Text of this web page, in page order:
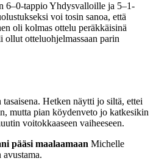
6–0-tappio Yhdysvalloille ja 5–1-
voi tosin sanoa, että
oli kolmas ottelu peräkkäisinä
ollut otteluohjelmassaan parin
Hetken näytti jo siltä, ettei
mutta pian köydenveto jo katkesikin
voitokkaaseen vaiheeseen.
pääsi maalaamaan Michelle